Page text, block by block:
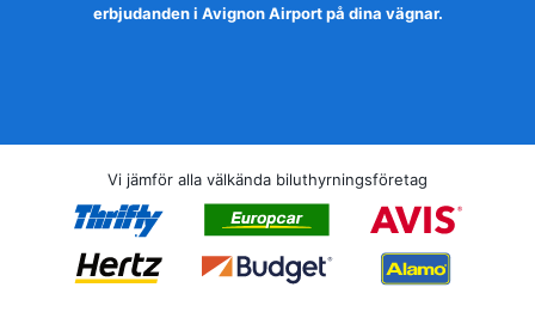
erbjudanden i Avignon Airport på dina vägnar.
Vi jämför alla välkända biluthyrningsföretag